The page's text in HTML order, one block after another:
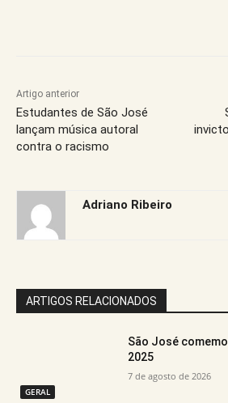
Artigo anterior
Estudantes de São José
lançam música autoral
contra o racismo
Adriano Ribeiro
ARTIGOS RELACIONADOS
GERAL
São José
2025
7 de agosto de 2026